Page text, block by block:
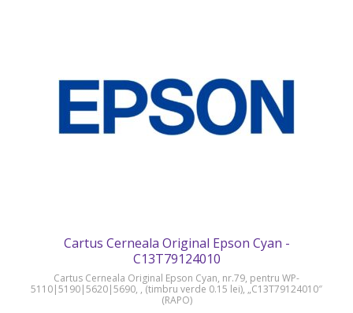
Cartus Cerneala Original Epson Cyan -
C13T79124010
Cartus Cerneala Original Epson Cyan, nr.79, pentru WP-
5110|5190|5620|5690, , (timbru verde 0.15 lei), „C13T79124010″
(RAPO)